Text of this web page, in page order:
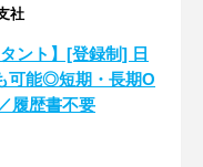
社
ント】[登録制] 日
可能◎短期・長期O
履歴書不要